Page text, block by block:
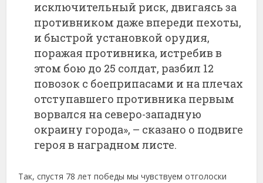
исключительный риск, двигаясь за
противником даже впереди пехоты,
и быстрой установкой орудия,
поражая противника, истребив в
этом бою до 25 солдат, разбил 12
повозок с боеприпасами и на плечах
отступавшего противника первым
ворвался на северо-западную
окраину города», – сказано о подвиге
героя в наградном листе.
Так, спустя 78 лет победы мы чувствуем отголоски